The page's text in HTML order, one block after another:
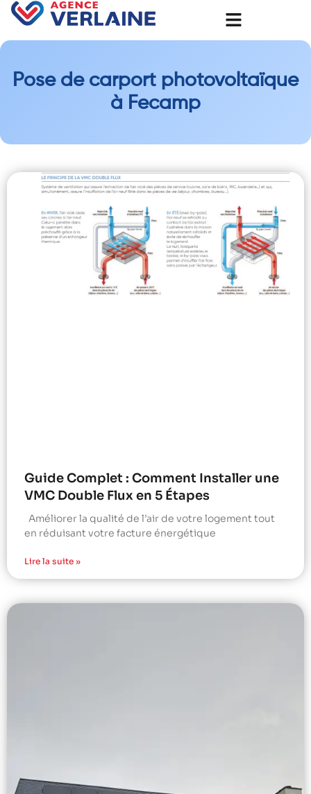
Pose de carport photovoltaïque
à Fecamp
Guide Complet : Comment Installer une
VMC Double Flux en 5 Étapes
Améliorer la qualité de l’air de votre logement tout
en réduisant votre facture énergétique
Lire la suite »